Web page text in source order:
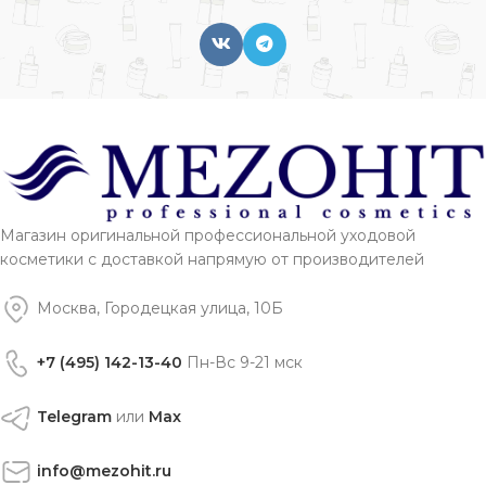
Магазин оригинальной профессиональной уходовой
косметики с доставкой напрямую от производителей
Москва, Городецкая улица, 10Б
+7 (495) 142-13-40 Пн-Вс 9-21 мск
Telegram или Max
info@mezohit.ru